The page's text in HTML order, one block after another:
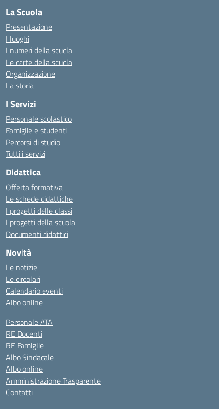
La Scuola
Presentazione
I luoghi
I numeri della scuola
Le carte della scuola
Organizzazione
La storia
I Servizi
Personale scolastico
Famiglie e studenti
Percorsi di studio
Tutti i servizi
Didattica
Offerta formativa
Le schede didattiche
I progetti delle classi
I progetti della scuola
Documenti didattici
Novità
Le notizie
Le circolari
Calendario eventi
Albo online
Personale ATA
RE Docenti
RE Famiglie
Albo Sindacale
Albo online
Amministrazione Trasparente
Contatti